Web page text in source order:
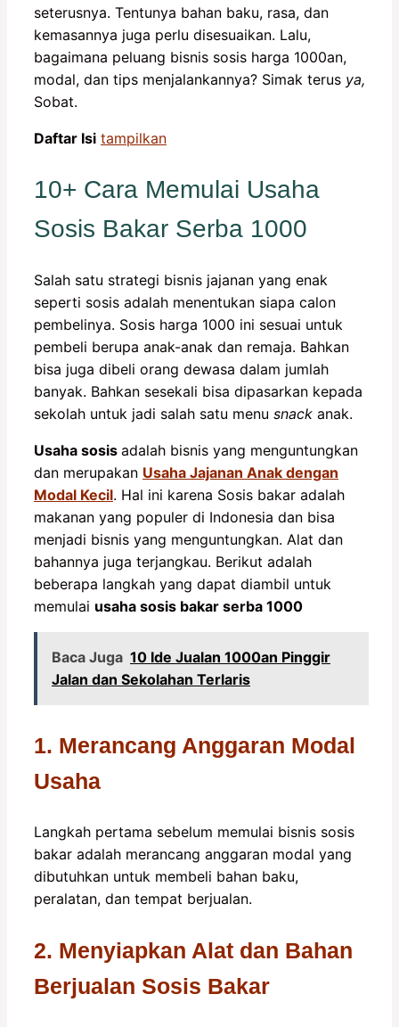
seterusnya. Tentunya bahan baku, rasa, dan
kemasannya juga perlu disesuaikan. Lalu,
bagaimana peluang bisnis sosis harga 1000an,
modal, dan tips menjalankannya? Simak terus ya,
Sobat.
Daftar Isi tampilkan
10+ Cara Memulai Usaha
Sosis Bakar Serba 1000
Salah satu strategi bisnis jajanan yang enak
seperti sosis adalah menentukan siapa calon
pembelinya. Sosis harga 1000 ini sesuai untuk
pembeli berupa anak-anak dan remaja. Bahkan
bisa juga dibeli orang dewasa dalam jumlah
banyak. Bahkan sesekali bisa dipasarkan kepada
sekolah untuk jadi salah satu menu snack anak.
Usaha sosis adalah bisnis yang menguntungkan
dan merupakan Usaha Jajanan Anak dengan
Modal Kecil. Hal ini karena Sosis bakar adalah
makanan yang populer di Indonesia dan bisa
menjadi bisnis yang menguntungkan. Alat dan
bahannya juga terjangkau. Berikut adalah
beberapa langkah yang dapat diambil untuk
memulai usaha sosis bakar serba 1000
Baca Juga 10 Ide Jualan 1000an Pinggir
Jalan dan Sekolahan Terlaris
1. Merancang Anggaran Modal
Usaha
Langkah pertama sebelum memulai bisnis sosis
bakar adalah merancang anggaran modal yang
dibutuhkan untuk membeli bahan baku,
peralatan, dan tempat berjualan.
2. Menyiapkan Alat dan Bahan
Berjualan Sosis Bakar